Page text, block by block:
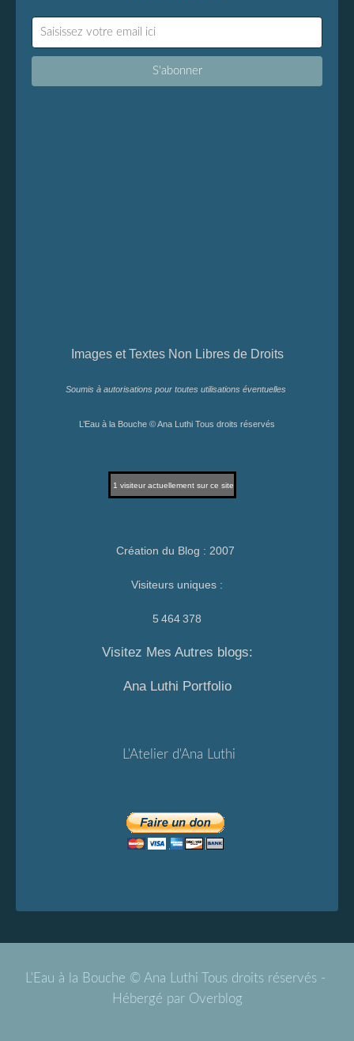
Images et Textes Non Libres de Droits
Soumis à autorisations pour toutes utilisations éventuelles
L’Eau à la Bouche © Ana Luthi Tous droits réservés
1 visiteur actuellement sur ce site
Création du Blog : 2007
Visiteurs uniques :
5 464 378
Visitez Mes Autres blogs:
Ana Luthi Portfolio
L'Atelier d'Ana Luthi
L'Eau à la Bouche © Ana Luthi Tous droits réservés -
Hébergé par Overblog